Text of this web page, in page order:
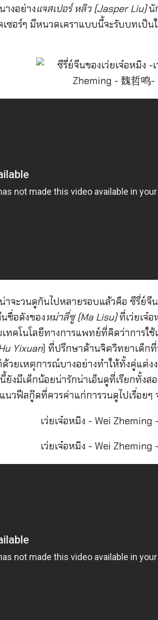
างอย่างแจสเปอร์ หลิว (Jasper Liu)นั
เซอร์ๆ มีหนวดเคราแบบนี้จะรับบทเ
าจะวนดูกันไปหลายรอบแล้วคือ ซีรี่ย์จี
ชื่อดังของหม่าลี่ซู (Ma Lisu)ที่เว่ยเจ๋
ทคโนโลยีทางการแพทย์ที่คิดว่าการใ
Yixuan) ที่ปรึกษาด้านจิตวิทยาเด็กที่
ยเหตุการณ์บางอย่างทำให้ทั้งคู่แต่ง
ยังมีเด็กน้อยน่ารักน่าเอ็นดูที่เรียกทั้ง
วฟีลกู๊ดที่ควรค่าแก่การวนดูไปเรื่อยๆ